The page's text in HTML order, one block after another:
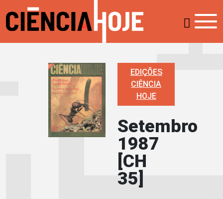
EDIÇÕES
CIÊNCIA
HOJE
Setembro
1987
[CH
35]